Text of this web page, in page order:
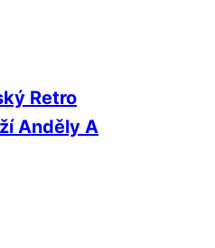
Retro
Anděly A